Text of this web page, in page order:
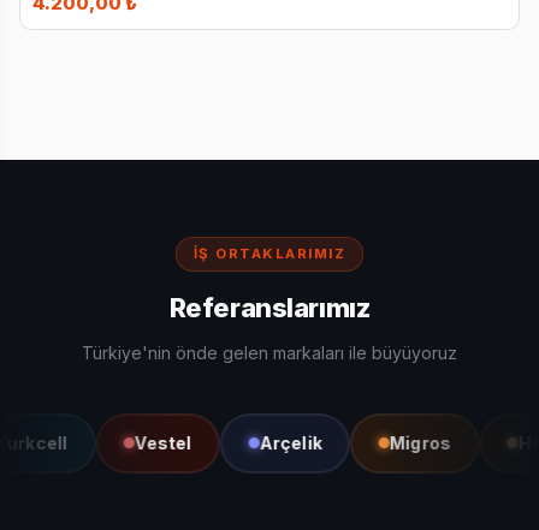
İŞ ORTAKLARIMIZ
Referanslarımız
Türkiye'nin önde gelen markaları ile büyüyoruz
Vestel Arçelik Migros